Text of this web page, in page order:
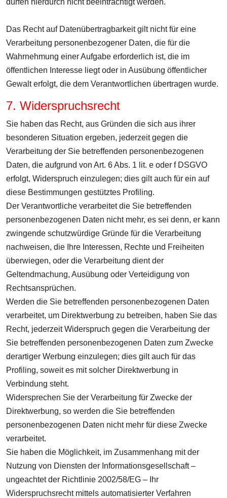
dürfen hierdurch nicht beeinträchtigt werden.
Das Recht auf Datenübertragbarkeit gilt nicht für eine
Verarbeitung personenbezogener Daten, die für die
Wahrnehmung einer Aufgabe erforderlich ist, die im
öffentlichen Interesse liegt oder in Ausübung öffentlicher
Gewalt erfolgt, die dem Verantwortlichen übertragen wurde.
7. Widerspruchsrecht
Sie haben das Recht, aus Gründen die sich aus ihrer
besonderen Situation ergeben, jederzeit gegen die
Verarbeitung der Sie betreffenden personenbezogenen
Daten, die aufgrund von Art. 6 Abs. 1 lit. e oder f DSGVO
erfolgt, Widerspruch einzulegen; dies gilt auch für ein auf
diese Bestimmungen gestütztes Profiling.
Der Verantwortliche verarbeitet die Sie betreffenden
personenbezogenen Daten nicht mehr, es sei denn, er kann
zwingende schutzwürdige Gründe für die Verarbeitung
nachweisen, die Ihre Interessen, Rechte und Freiheiten
überwiegen, oder die Verarbeitung dient der
Geltendmachung, Ausübung oder Verteidigung von
Rechtsansprüchen.
Werden die Sie betreffenden personenbezogenen Daten
verarbeitet, um Direktwerbung zu betreiben, haben Sie das
Recht, jederzeit Widerspruch gegen die Verarbeitung der
Sie betreffenden personenbezogenen Daten zum Zwecke
derartiger Werbung einzulegen; dies gilt auch für das
Profiling, soweit es mit solcher Direktwerbung in
Verbindung steht.
Widersprechen Sie der Verarbeitung für Zwecke der
Direktwerbung, so werden die Sie betreffenden
personenbezogenen Daten nicht mehr für diese Zwecke
verarbeitet.
Sie haben die Möglichkeit, im Zusammenhang mit der
Nutzung von Diensten der Informationsgesellschaft –
ungeachtet der Richtlinie 2002/58/EG – Ihr
Widerspruchsrecht mittels automatisierter Verfahren